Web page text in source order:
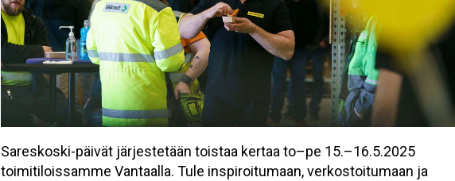
Sareskoski-päivät järjestetään toistaa kertaa to–pe 15.–16.5.2025
toimitiloissamme Vantaalla. Tule inspiroitumaan, verkostoitumaan ja